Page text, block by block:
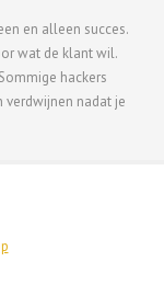
en alleen succes.
wat de klant wil.
hackers
verdwijnen nadat je
Canada
Belgique